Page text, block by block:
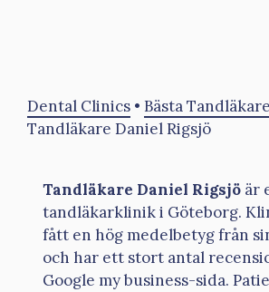
Dental Clinics • Bästa
Tandläkare Daniel Rigsjö
Tandläkare Daniel Rigsjö är
tandläkarklinik i Göteborg.
fått en hög medelbetyg från
och har ett stort antal
Google my business-sida.